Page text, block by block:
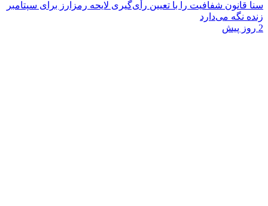
سنا قانون شفافیت را با تعیین رأی‌گیری لایحه رمزارز برای سپتامبر
زنده نگه می‌دارد
2 روز پیش